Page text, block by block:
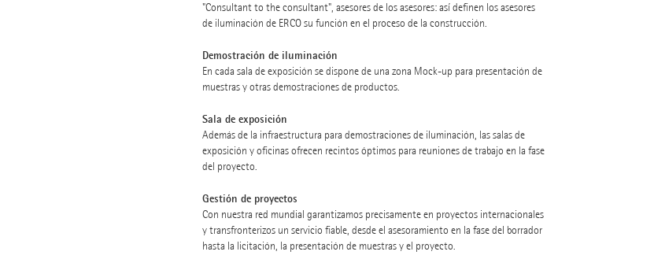
"Consultant to the consultant", asesores de los asesores: así definen los asesores
de iluminación de ERCO su función en el proceso de la construcción.
Demostración de iluminación
En cada sala de exposición se dispone de una zona Mock-up para presentación de
muestras y otras demostraciones de productos.
Sala de exposición
Además de la infraestructura para demostraciones de iluminación, las salas de
exposición y oficinas ofrecen recintos óptimos para reuniones de trabajo en la fase
del proyecto.
Gestión de proyectos
Con nuestra red mundial garantizamos precisamente en proyectos internacionales
y transfronterizos un servicio fiable, desde el asesoramiento en la fase del borrador
hasta la licitación, la presentación de muestras y el proyecto.